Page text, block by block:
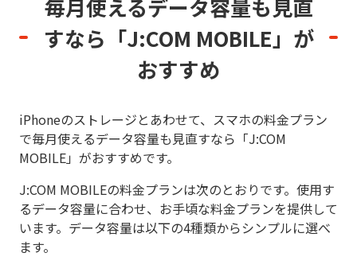
毎月使えるデータ容量も見直
すなら 「J:COM MOBILE」が
おすすめ
iPhoneのストレージとあわせて、スマホの料金プラン
で毎月使えるデータ容量も見直すなら「J:COM
MOBILE」がおすすめです。
J:COM MOBILEの料金プランは次のとおりです。使用す
るデータ容量に合わせ、お手頃な料金プランを提供して
います。データ容量は以下の4種類からシンプルに選べ
ます。